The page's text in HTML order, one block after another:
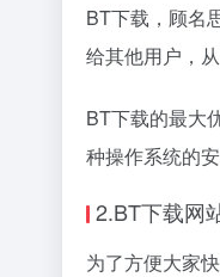
BT下载，顾名
给其他用户，
BT下载的最大
种操作系统的
2.BT下载网
为了方便大家